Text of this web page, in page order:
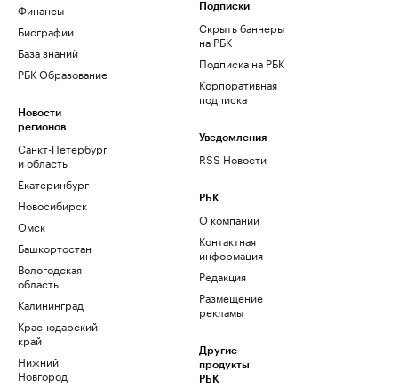
Финансы
Биографии
База знаний
РБК Образование
Новости
регионов
Санкт-Петербург
и область
Екатеринбург
Новосибирск
Омск
Башкортостан
Вологодская
область
Калининград
Краснодарский
край
Нижний
Новгород
Подписки
Скрыть баннеры
на РБК
Подписка на РБК
Корпоративная
подписка
Уведомления
RSS Новости
РБК
О компании
Контактная
информация
Редакция
Размещение
рекламы
Другие
продукты
РБК